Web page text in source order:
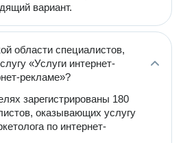
вариант.
области специалистов,
«Услуги интернет-
рекламе»?
зарегистрированы 180
оказывающих услугу
по интернет-